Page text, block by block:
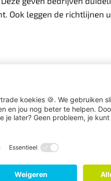
leggen de
weerspiegelen. De
door sociale dialoog,
weer groter wordt,